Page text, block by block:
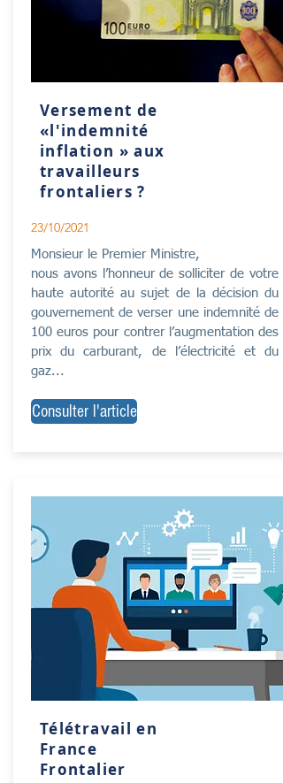
Versement de
«l'indemnité
inflation » aux
travailleurs
frontaliers ?
23/10/2021
Monsieur le Premier Ministre,
nous avons l’honneur de solliciter de votre
haute autorité au sujet de la décision du
gouvernement de verser une indemnité de
100 euros pour contrer l’augmentation des
prix du carburant, de l’électricité et du
gaz...
Consulter l'article
Télétravail en
France
Frontalier